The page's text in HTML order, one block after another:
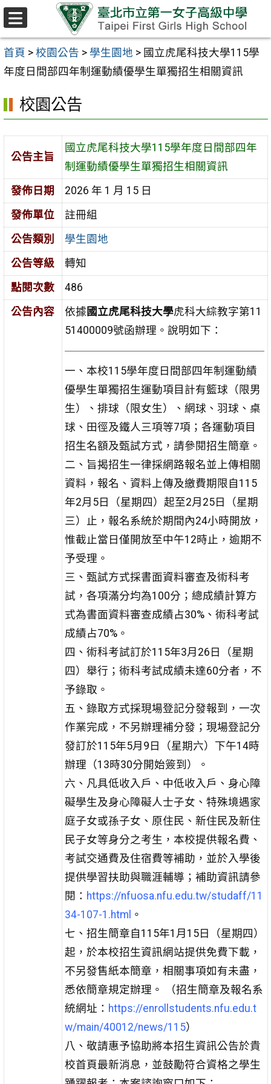
跳至主要內容區
首頁 > 校園公告 > 學生園地 > 國立虎尾科技大學115學
年度日間部四年制運動績優學生單獨招生相關資訊
校園公告
公告主旨
國立虎尾科技大學115學年度日間部四年
制運動績優學生單獨招生相關資訊
發佈日期
2026 年 1 月 15 日
發佈單位
註冊組
公告類別
學生園地
公告等級
轉知
點閱次數
486
公告內容
依據 國立虎尾科技大學虎科大綜教字第11
51400009號函辦理。說明如下：
一、本校115學年度日間部四年制運動績
優學生單獨招生運動項目計有籃球（限男
生）、排球（限女生）、網球、羽球、桌
球、田徑及鐵人三項等7項；各運動項目
招生名額及甄試方式，請參閱招生簡章。
二、旨揭招生一律採網路報名並上傳相關
資料，報名、資料上傳及繳費期限自115
年2月5日（星期四）起至2月25日（星期
三）止，報名系統於期間內24小時開放，
惟截止當日僅開放至中午12時止，逾期不
予受理。
三、甄試方式採書面資料審查及術科考
試，各項滿分均為100分；總成績計算方
式為書面資料審查成績占30%、術科考試
成績占70%。
四、術科考試訂於115年3月26日（星期
四）舉行；術科考試成績未達60分者，不
予錄取。
五、錄取方式採現場登記分發報到，一次
作業完成，不另辦理補分發；現場登記分
發訂於115年5月9日（星期六）下午14時
辦理（13時30分開始簽到）。
六、凡具低收入戶、中低收入戶、身心障
礙學生及身心障礙人士子女、特殊境遇家
庭子女或孫子女、原住民、新住民及新住
民子女等身分之考生，本校提供報名費、
考試交通費及住宿費等補助，並於入學後
提供學習扶助與職涯輔導；補助資訊請參
閱： https://nfuosa.nfu.edu.tw/studaff/11
34-107-1.html 。
七、招生簡章自115年1月15日（星期四）
起，於本校招生資訊網站提供免費下載，
不另發售紙本簡章，相關事項如有未盡，
悉依簡章規定辦理。 （招生簡章及報名系
統網址： https://enrollstudents.nfu.edu.t
w/main/40012/news/115）
八、敬請惠予協助將本招生資訊公告於貴
校首頁最新消息，並鼓勵符合資格之學生
選
單